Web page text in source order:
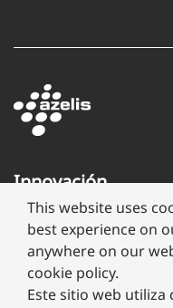
Innovación
través
de
formulación
This website uses
best experience on
anywhere on our
cookie policy.
Este sitio web